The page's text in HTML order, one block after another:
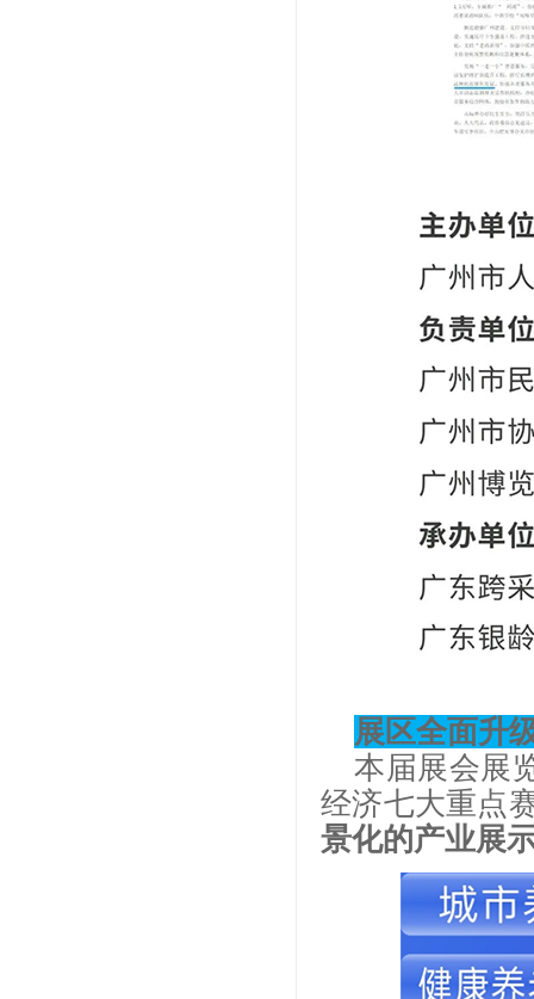
展 区全面升
本届展会展
经济七大重点
景化的产业展